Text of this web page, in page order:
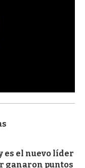
es el nuevo líder
ganaron puntos